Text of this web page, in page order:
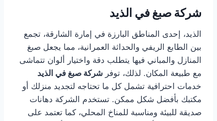
شركة صبغ في الذيد
الذيد، إحدى المناطق البارزة في إمارة الشارقة، تجمع
بين الطابع الريفي والحداثة العمرانية، مما يجعل صبغ
المنازل والمباني فيها يتطلب دقة واختيار ألوان تتماشى
مع طبيعة المكان. لذلك، توفر شركة صبغ في الذيد
خدمات احترافية تشمل كل ما تحتاجه لتجديد منزلك أو
مكتبك بأفضل شكل ممكن. تستخدم الشركة دهانات
صديقة للبيئة ومناسبة للمناخ المحلي، كما تعتمد على